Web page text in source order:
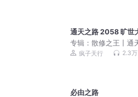
通天之路 2058 旷世
专辑：散修之王丨通
玄幻爆笑爆爽修真丨
疯子天行 2.3万
必由之路